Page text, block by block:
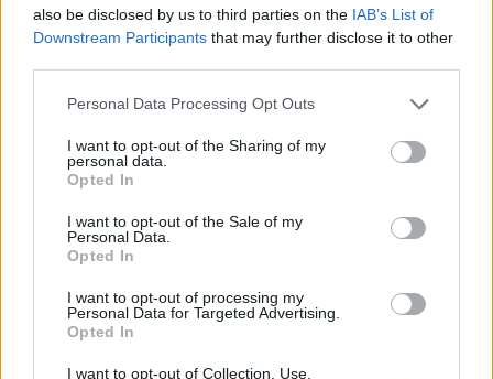
also be disclosed by us to third parties on the IAB’s List of
Downstream Participants that may further disclose it to other
Personal Data Processing Opt Outs
I want to opt-out of the Sharing of my
personal data.
Opted In
I want to opt-out of the Sale of my
Personal Data.
Opted In
I want to opt-out of processing my
Personal Data for Targeted Advertising.
Opted In
I want to opt-out of Collection, Use,
Shane Kluivert krijgt kans van Flick en begint in
Servische media vergelijken Ajax-talent Abdellah
Ajax zet grote stap richting volgende ronde na
Ajax - Vojvodina
Vaart en Sylvie Meis door de jaren heen